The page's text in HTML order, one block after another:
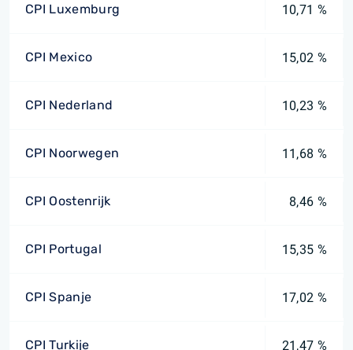
CPI Luxemburg 10,71 %
CPI Mexico 15,02 %
CPI Nederland 10,23 %
CPI Noorwegen 11,68 %
CPI Oostenrijk 8,46 %
CPI Portugal 15,35 %
CPI Spanje 17,02 %
CPI Turkije 21,47 %